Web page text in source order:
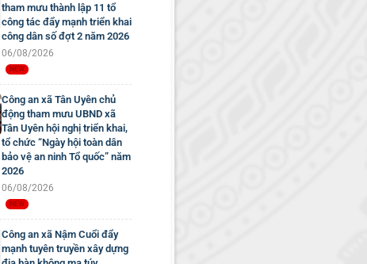
tham mưu thành lập 11 tổ
công tác đẩy mạnh triển khai
công dân số đợt 2 năm 2026
06/08/2026
Công an xã Tân Uyên chủ
động tham mưu UBND xã
Tân Uyên hội nghị triển khai,
tổ chức “Ngày hội toàn dân
bảo vệ an ninh Tổ quốc” năm
2026
06/08/2026
Công an xã Nậm Cuổi đẩy
mạnh tuyên truyền xây dựng